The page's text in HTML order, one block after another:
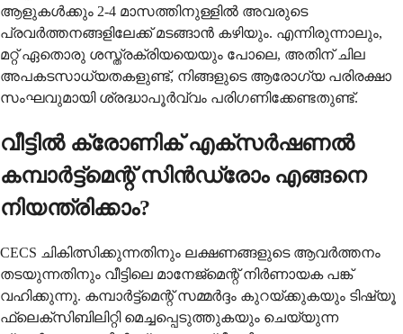
ആളുകൾക്കും 2-4 മാസത്തിനുള്ളിൽ അവരുടെ
പ്രവർത്തനങ്ങളിലേക്ക് മടങ്ങാൻ കഴിയും. എന്നിരുന്നാലും,
മറ്റ് ഏതൊരു ശസ്ത്രക്രിയയെയും പോലെ, അതിന് ചില
അപകടസാധ്യതകളുണ്ട്, നിങ്ങളുടെ ആരോഗ്യ പരിരക്ഷാ
സംഘവുമായി ശ്രദ്ധാപൂർവ്വം പരിഗണിക്കേണ്ടതുണ്ട്.
വീട്ടിൽ ക്രോണിക് എക്സർഷണൽ
കമ്പാർട്ട്മെന്റ് സിൻഡ്രോം എങ്ങനെ
നിയന്ത്രിക്കാം?
CECS ചികിത്സിക്കുന്നതിനും ലക്ഷണങ്ങളുടെ ആവർത്തനം
തടയുന്നതിനും വീട്ടിലെ മാനേജ്മെന്റ് നിർണായക പങ്ക്
വഹിക്കുന്നു. കമ്പാർട്ട്മെന്റ് സമ്മർദ്ദം കുറയ്ക്കുകയും ടിഷ്യൂ
ഫ്ലെക്സിബിലിറ്റി മെച്ചപ്പെടുത്തുകയും ചെയ്യുന്ന